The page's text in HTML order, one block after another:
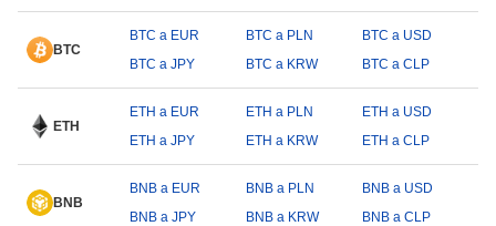
BTC
BTC a EUR BTC a PLN
BTC a USD
BTC a JPY
BTC a KRW BTC a CLP
ETH
ETH a EUR ETH a PLN
ETH a USD
ETH a JPY
ETH a KRW ETH a CLP
BNB
BNB a EUR BNB a PLN
BNB a USD
BNB a JPY
BNB a KRW BNB a CLP